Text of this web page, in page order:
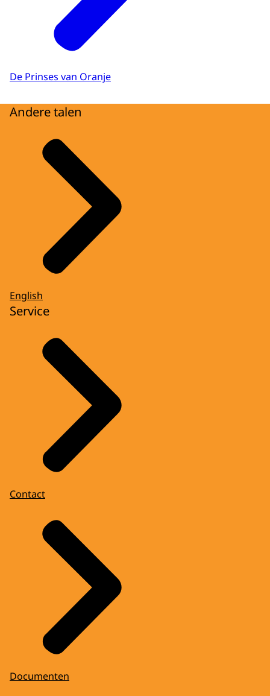
De Prinses van Oranje
Andere talen
English
Service
Contact
Documenten